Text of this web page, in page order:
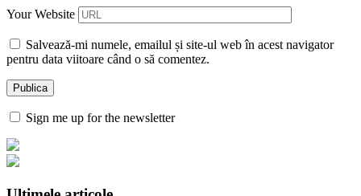
Your Website
Salvează-mi numele, emailul și site-ul web în acest navigator
pentru data viitoare când o să comentez.
Sign me up for the newsletter